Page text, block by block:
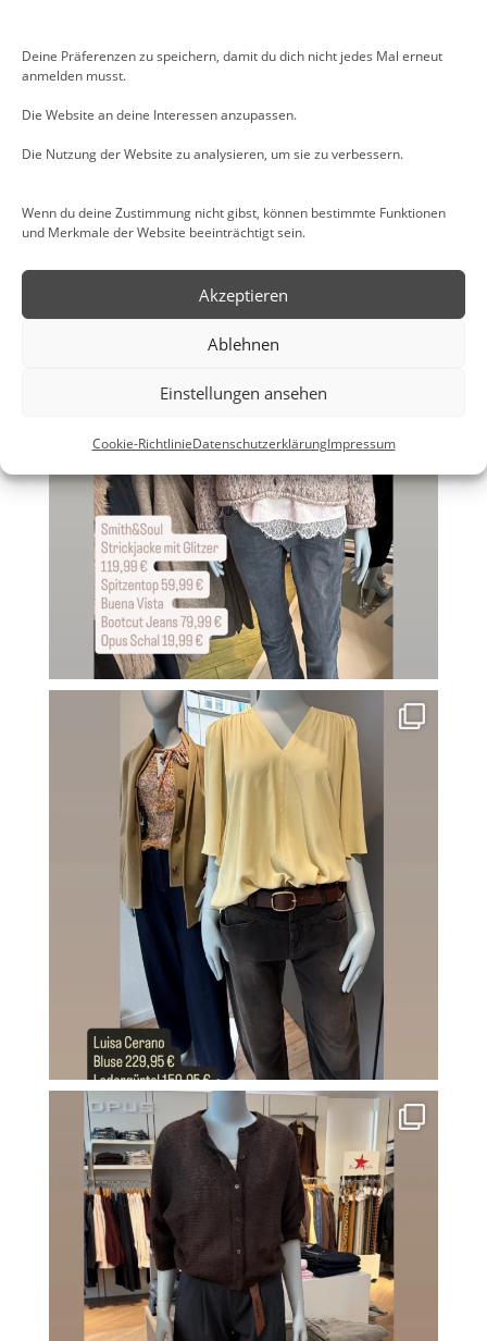
Deine Präferenzen zu speichern, damit du dich nicht jedes Mal erneut
anmelden musst.
Die Website an deine Interessen anzupassen.
Die Nutzung der Website zu analysieren, um sie zu verbessern.
Wenn du deine Zustimmung nicht gibst, können bestimmte Funktionen
und Merkmale der Website beeinträchtigt sein.
Akzeptieren
Ablehnen
Einstellungen ansehen
Cookie-RichtlinieDatenschutzerklärungImpressum